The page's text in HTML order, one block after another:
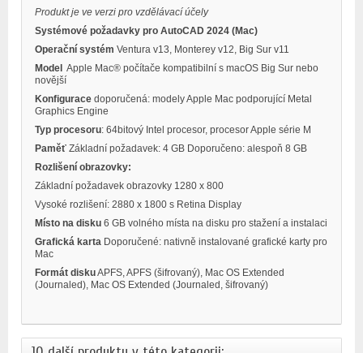
Produkt je ve verzi pro vzdělávací účely
Systémové požadavky pro AutoCAD 2024 (Mac)
Operační systém Ventura v13, Monterey v12, Big Sur v11
Model Apple Mac® počítače kompatibilní s macOS Big Sur nebo
novější
Konfigurace doporučená: modely Apple Mac podporující Metal
Graphics Engine
Typ procesoru: 64bitový Intel procesor, procesor Apple série M
Paměť Základní požadavek: 4 GB Doporučeno: alespoň 8 GB
Rozlišení obrazovky:
Základní požadavek obrazovky 1280 x 800
Vysoké rozlišení: 2880 x 1800 s Retina Display
Místo na disku 6 GB volného místa na disku pro stažení a instalaci
Grafická karta Doporučené: nativně instalované grafické karty pro
Mac
Formát diskuAPFS, APFS (šifrovaný), Mac OS Extended
(Journaled), Mac OS Extended (Journaled, šifrovaný)